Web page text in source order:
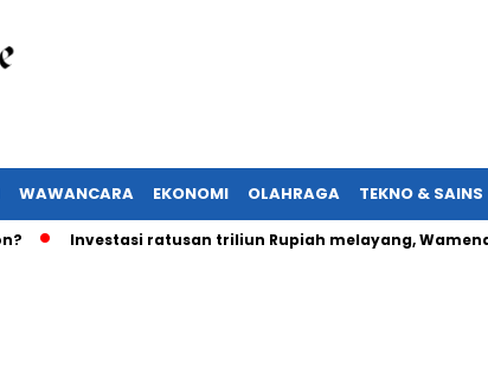
WAWANCARA EKONOMI OLAHRAGA TEKNO & SAINS
Investasi ratusan triliun Rupiah melayang, Wamenaker